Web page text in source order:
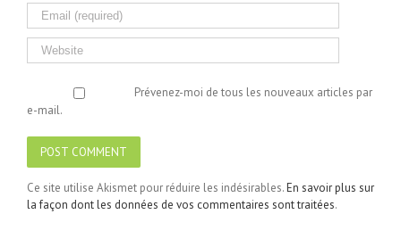
Prévenez-moi de tous les nouveaux articles par
e-mail.
Ce site utilise Akismet pour réduire les indésirables.En savoir plus sur
la façon dont les données de vos commentaires sont traitées.